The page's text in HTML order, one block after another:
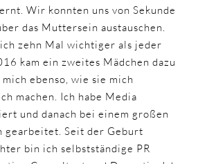
Wir konnten uns von Sekunde
das Muttersein austauschen.
zehn Mal wichtiger als jeder
kam ein zweites Mädchen dazu
ebenso, wie sie mich
machen. Ich habe Media
und danach bei einem großen
gearbeitet. Seit der Geburt
bin ich selbstständige PR